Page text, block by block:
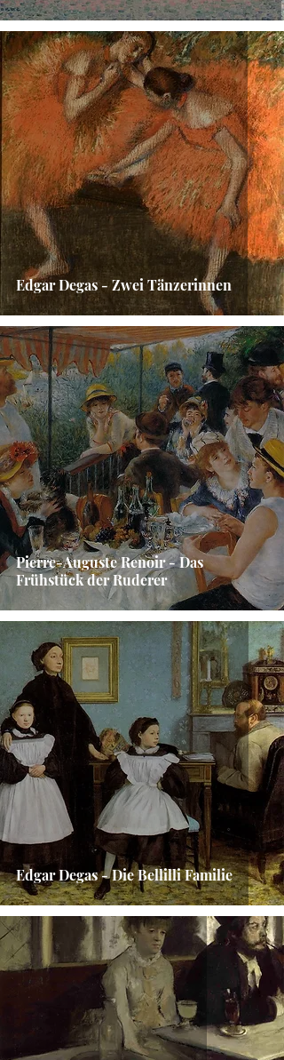
Edgar Degas - Zwei Tänzerinnen
Pierre-Auguste Renoir - Das
Frühstück der Ruderer
Edgar Degas - Die Bellilli Familie